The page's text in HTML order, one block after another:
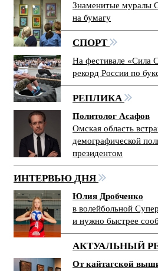
Знаменитые муралы
на бумагу
СПОРТ
На фестивале «Сила
рекорд России по
РЕПЛИКА
Политолог Асафов
Омская область
демографической
президентом
ИНТЕРВЬЮ ДНЯ
Юлия Дробченко
в волейбольной
и нужно быстрее
АКТУАЛЬНЫЙ
От кайтагской